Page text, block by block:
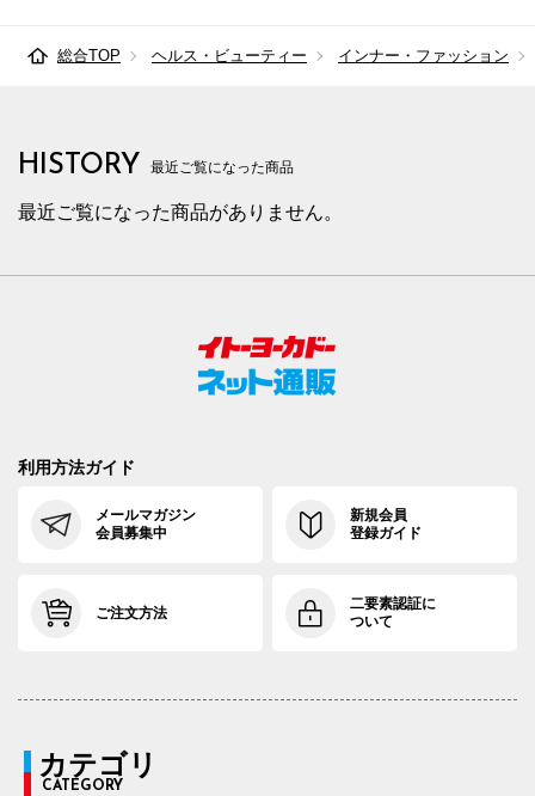
総合TOP ヘルス・ビューティー インナー・ファッション
HISTORY 最近ご覧になった商品
最近ご覧になった商品がありません。
利用方法ガイド
メールマガジン
会員募集中
新規会員
登録ガイド
ご注文方法
二要素認証に
ついて
カテゴリ
CATEGORY